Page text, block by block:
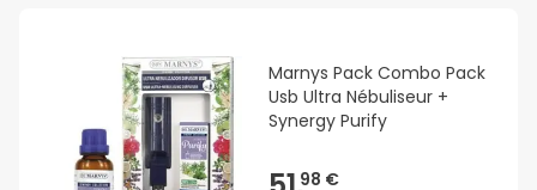
Marnys Pack Combo Pack
Usb Ultra Nébuliseur +
Synergy Purify
98 €